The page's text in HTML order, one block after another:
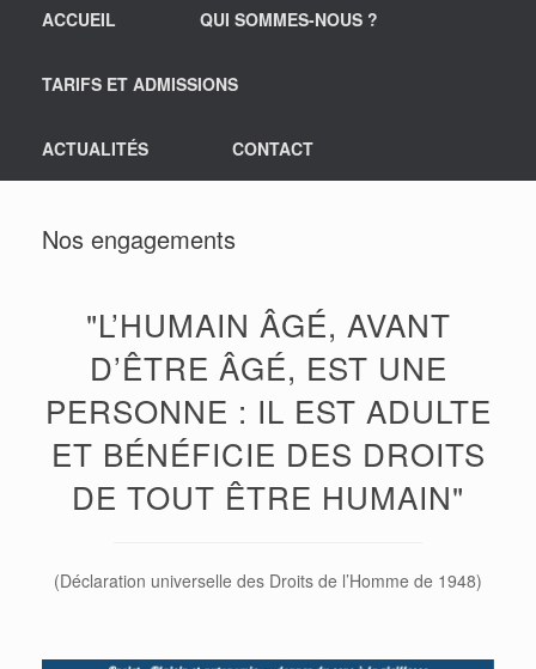
ACCUEIL QUI SOMMES-NOUS ?
TARIFS ET ADMISSIONS
ACTUALITÉS CONTACT
Nos engagements
"L’HUMAIN ÂGÉ, AVANT
D’ÊTRE ÂGÉ, EST UNE
PERSONNE : IL EST ADULTE
ET BÉNÉFICIE DES DROITS
DE TOUT ÊTRE HUMAIN"
(Déclaration universelle des Droits de l’Homme de 1948)